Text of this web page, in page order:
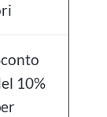
10%